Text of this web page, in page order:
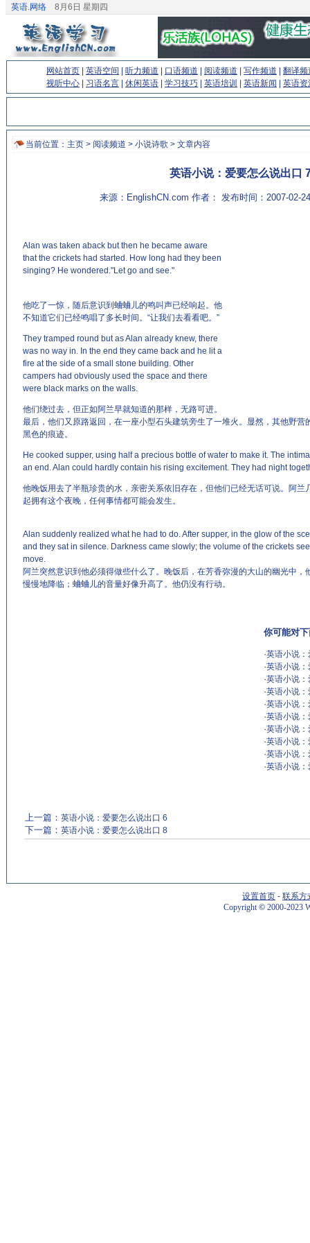
英语.网络 8月6日 星期四
网站首页 英语空间 听力频道 口语频道 阅读频道 写作频道
翻译频
视听中心
习语名言 休闲英语 学习技巧 英语培训 英语新闻 英语资
当前位置： 主页 > 阅读频道 > 小说诗歌 > 文章内容
英语小说：爱要怎么说出口
来源：EnglishCN.com 作者： 发布时间：2007-
Alan was taken aback but then he became aware
that the crickets had started. How long had they been
singing? He wondered."Let go and see."
他吃了一惊，随后意识到蛐蛐儿的鸣叫声已经响起。他
不知道它们已经鸣唱了多长时间。“让我们去看看吧。”
They tramped round but as Alan already knew, there
was no way in. In the end they came back and he lit a
fire at the side of a small stone building. Other
campers had obviously used the space and there
were black marks on the walls.
他们绕过去，但正如阿兰早就知道的那样，无路可进。
最后，他们又原路返回，在一座小型石头建筑旁生了一堆火。显然，其他野
黑色的痕迹。
He cooked supper, using half a precious bottle of water to make it. The
an end. Alan could hardly contain his rising excitement. They had night
他晚饭用去了半瓶珍贵的水，亲密关系依旧存在，但他们已经无话可说。阿
起拥有这个夜晚，任何事情都可能会发生。
Alan suddenly realized what he had to do. After supper, in the glow of the
and they sat in silence. Darkness came slowly; the volume of the crickets
move.
阿兰突然意识到他必须得做些什么了。晚饭后，在芳香弥漫的大山的幽光中
慢慢地降临；蛐蛐儿的音量好像升高了。他仍没有行动。
你可能对
·英语小说
·英语小说
·英语小说
·英语小说
·英语小说
·英语小说
·英语小说
·英语小说
·英语小说
·英语小说
上一篇： 英语小说：爱要怎么说出口 6
下一篇： 英语小说：爱要怎么说出口 8
设置首页 - 联系方
Copyright©2000-2023